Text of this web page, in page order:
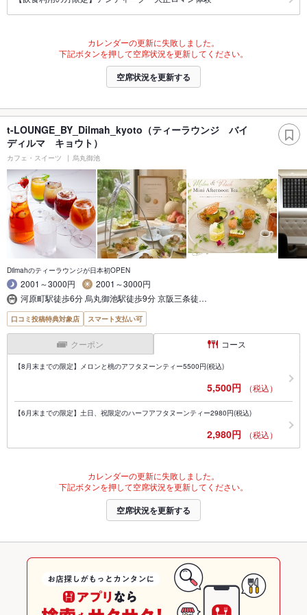
カレンダーの更新に失敗しました。
下記ボタンを押して空席状況を更新してください。
空席状況を更新する
t-LOUNGE_BY_Dilmah_kyoto（ティーラウンジ バイ
ディルマ キョウト）
カフェ・スイーツ 烏丸御池
Dilmahのティーラウンジが日本初OPEN
2001～3000円
2001～3000円
河原町駅徒歩6分 烏丸御池駅徒歩9分 京阪三条徒…
口コミ投稿特典対象店 スマート支払い可
クーポン コース
【8月末までの限定】メロンと桃のアフタヌーンティー5500円(税込)
5,500円 （税込）
【6月末までの限定】土日、祝限定のハーフアフタヌーンティー2980円(税込)
2,980円 （税込）
カレンダーの更新に失敗しました。
下記ボタンを押して空席状況を更新してください。
空席状況を更新する